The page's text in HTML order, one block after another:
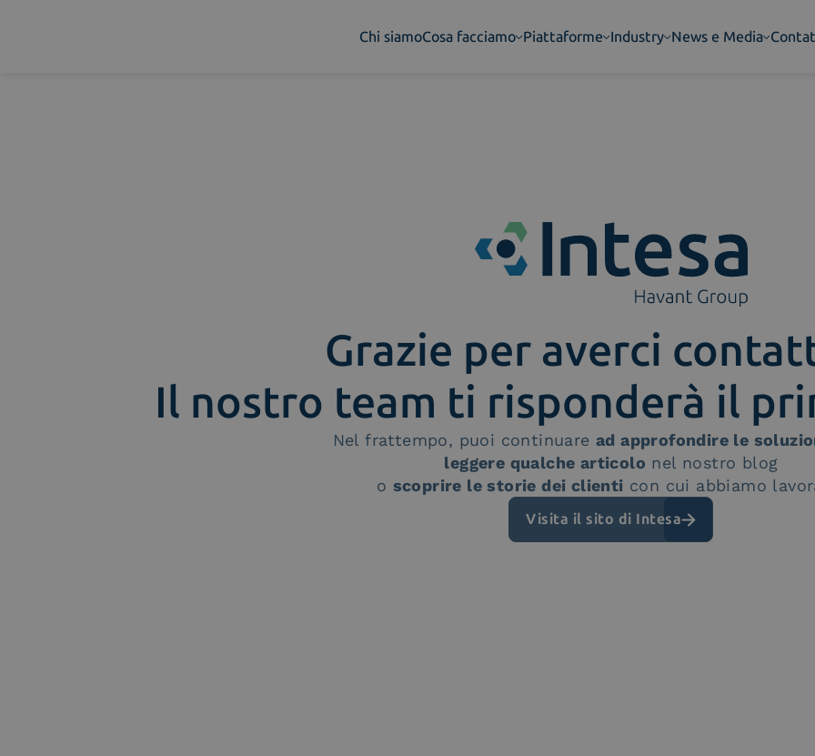
Chi siamoCosa facciamo Piattaforme Industry News e Media
Grazie per averci
Il nostro team ti risponderà il
Nel frattempo, puoi continuare ad approfondire le
leggere qualche articolo nel nostro blog
o scoprire le storie dei clienti con cui abbiamo
Visita il sito di Intesa